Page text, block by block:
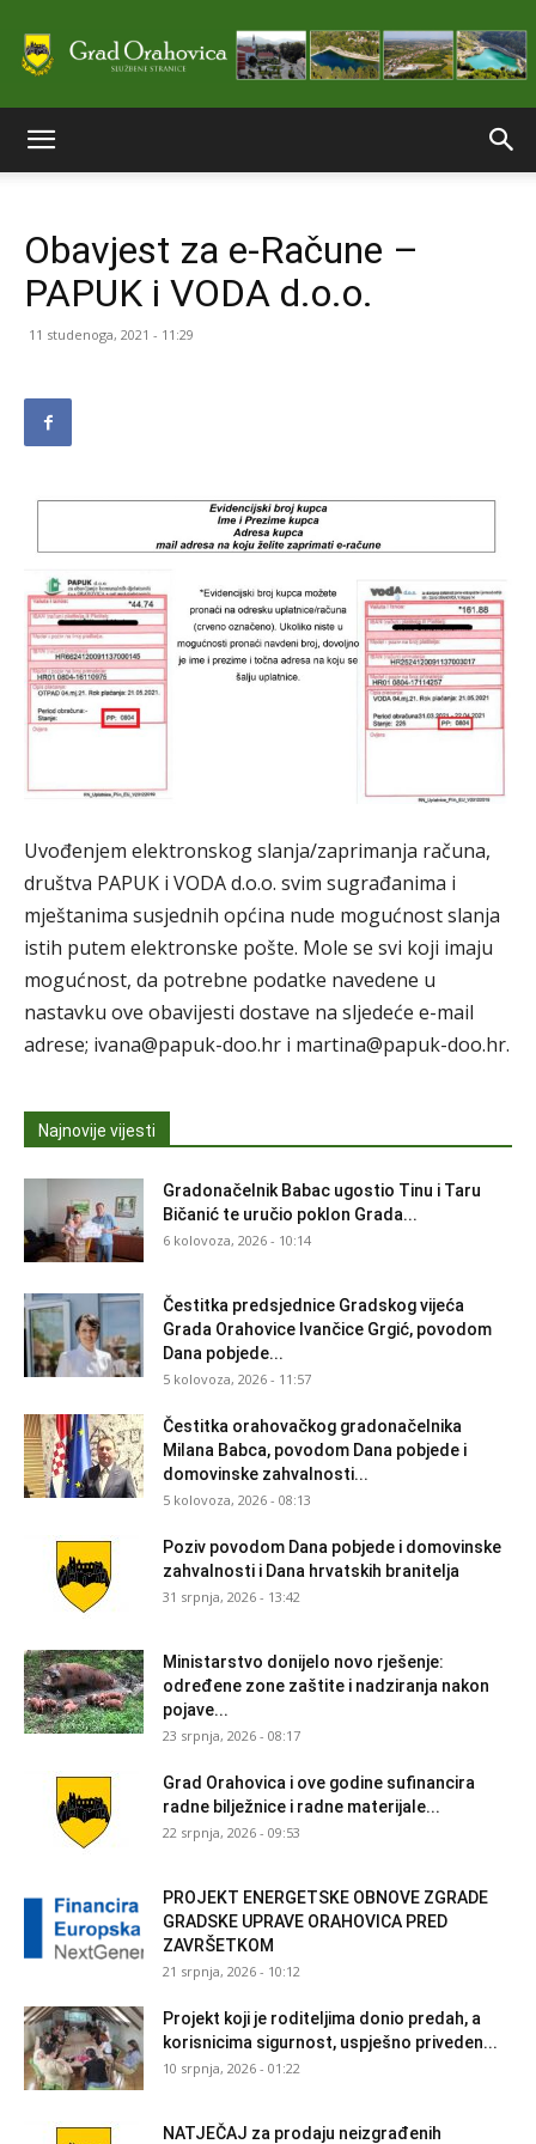
stranice
Obavjest za e-Račune –
PAPUK i VODA d.o.o.
11 studenoga, 2021 - 11:29
Uvođenjem elektronskog slanja/zaprimanja računa,
društva PAPUK i VODA d.o.o. svim sugrađanima i
mještanima susjednih općina nude mogućnost slanja
istih putem elektronske pošte. Mole se svi koji imaju
mogućnost, da potrebne podatke navedene u
nastavku ove obavijesti dostave na sljedeće e-mail
adrese; ivana@papuk-doo.hr i martina@papuk-doo.hr.
Najnovije vijesti
Gradonačelnik Babac ugostio Tinu i Taru
Bičanić te uručio poklon Grada...
6 kolovoza, 2026 - 10:14
Čestitka predsjednice Gradskog vijeća
Grada Orahovice Ivančice Grgić, povodom
Dana pobjede...
5 kolovoza, 2026 - 11:57
Čestitka orahovačkog gradonačelnika
Milana Babca, povodom Dana pobjede i
domovinske zahvalnosti...
5 kolovoza, 2026 - 08:13
Poziv povodom Dana pobjede i domovinske
zahvalnosti i Dana hrvatskih branitelja
31 srpnja, 2026 - 13:42
Ministarstvo donijelo novo rješenje:
određene zone zaštite i nadziranja nakon
pojave...
23 srpnja, 2026 - 08:17
Grad Orahovica i ove godine sufinancira
radne bilježnice i radne materijale...
22 srpnja, 2026 - 09:53
PROJEKT ENERGETSKE OBNOVE ZGRADE
GRADSKE UPRAVE ORAHOVICA PRED
ZAVRŠETKOM
21 srpnja, 2026 - 10:12
Projekt koji je roditeljima donio predah, a
korisnicima sigurnost, uspješno priveden...
10 srpnja, 2026 - 01:22
NATJEČAJ za prodaju neizgrađenih